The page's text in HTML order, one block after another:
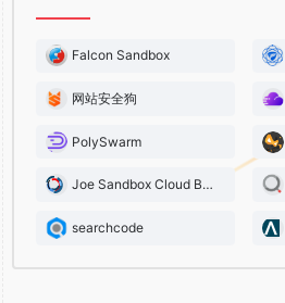
Falcon Sandbox
网站安全狗
PolySwarm
Joe Sandbox Cloud Basic
searchcode